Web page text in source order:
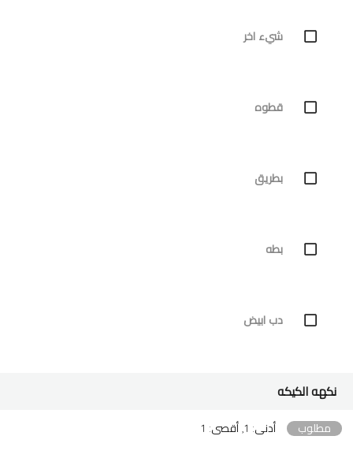
شيء اخر
قطوه
بطريق
بطه
دب ابيض
نكهه الكيكه
مطلوب أدنى: 1, أقصى: 1